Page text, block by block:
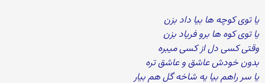
یا توی کوچه ها بیا داد بزن
یا توی کوه ها برو فریاد بزن
وقتی کسی دل از کسی میبره
بدون خودش عاشق و عاشق تره
یا سر راهم بیا یه شاخه گل هم بیار